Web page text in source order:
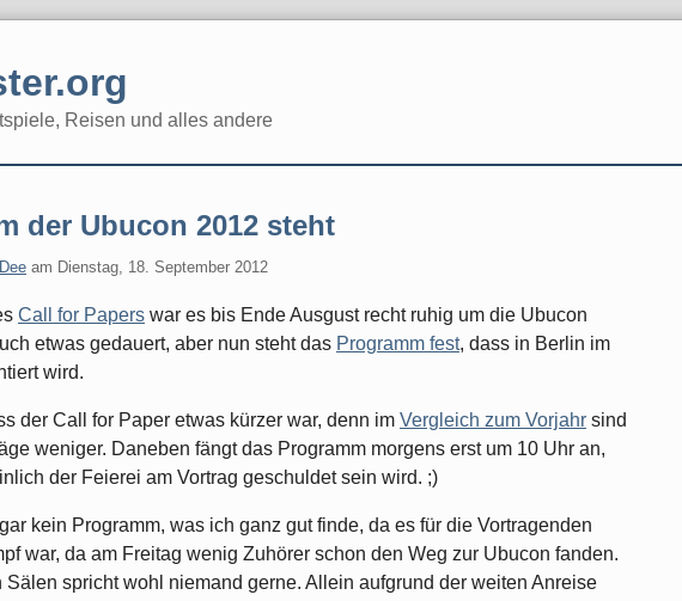
Reisen und alles andere
der Ubucon 2012 steht
Dee am Dienstag, 18. September 2012
Call for Papers war es bis Ende Ausgust recht ruhig um die Ubucon
etwas gedauert, aber nun steht das Programm fest, dass in Berlin im
wird.
der Call for Paper etwas kürzer war, denn im Vergleich zum Vorjahr sind
weniger. Daneben fängt das Programm morgens erst um 10 Uhr an,
der Feierei am Vortrag geschuldet sein wird. ;)
kein Programm, was ich ganz gut finde, da es für die Vortragenden
war, da am Freitag wenig Zuhörer schon den Weg zur Ubucon fanden.
Sälen spricht wohl niemand gerne. Allein aufgrund der weiten Anreise